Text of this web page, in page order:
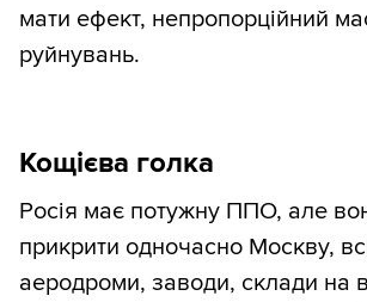
мати ефект, непропорційний
руйнувань.
Кощієва голка
Росія має потужну ППО, але
прикрити одночасно Москву,
аеродроми, заводи, склади на